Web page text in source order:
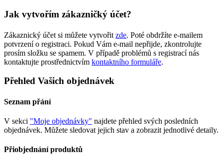
Jak vytvořím zákazničký účet?
Zákaznický účet si můžete vytvořit zde. Poté obdržíte e-mailem
potvrzení o registraci. Pokud Vám e-mail nepřijde, zkontrolujte
prosím složku se spamem. V případě problémů s registrací nás
kontaktujte prostřednictvím kontaktního formuláře.
Přehled Vašich objednávek
Seznam přání
V sekci "Moje objednávky" najdete přehled svých posledních
objednávek. Můžete sledovat jejich stav a zobrazit jednotlivé detaily.
Přiobjednání produktů